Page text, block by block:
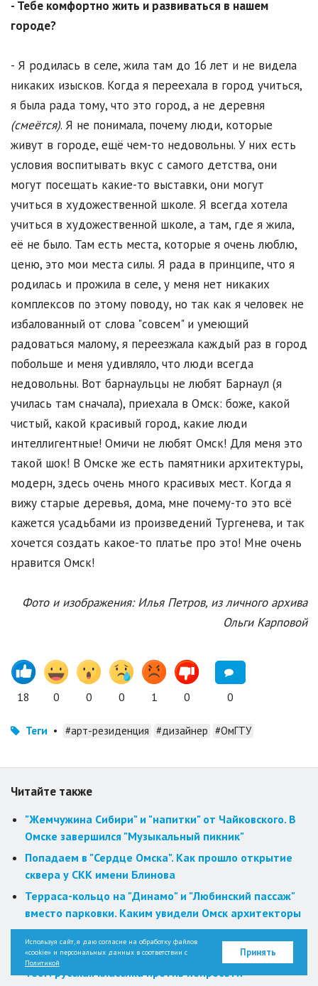
- Тебе комфортно жить и развиваться в нашем
городе?
- Я родилась в селе, жила там до 16 лет и не видела
никаких изысков. Когда я переехала в город учиться,
я была рада тому, что это город, а не деревня
(смеётся). Я не понимала, почему люди, которые
живут в городе, ещё чем-то недовольны. У них есть
условия воспитывать вкус с самого детства, они
могут посещать какие-то выставки, они могут
учиться в художественной школе. Я всегда хотела
учиться в художественной школе, а там, где я жила,
её не было. Там есть места, которые я очень люблю,
ценю, это мои места силы. Я рада в принципе, что я
родилась и прожила в селе, у меня нет никаких
комплексов по этому поводу, но так как я человек не
избалованный от слова "совсем" и умеющий
радоваться малому, я переезжала каждый раз в город
побольше и меня удивляло, что люди всегда
недовольны. Вот барнаульцы не любят Барнаул (я
училась там сначала), приехала в Омск: боже, какой
чистый, какой красивый город, какие люди
интеллигентные! Омичи не любят Омск! Для меня это
такой шок! В Омске же есть памятники архитектуры,
модерн, здесь очень много красивых мест. Когда я
вижу старые деревья, дома, мне почему-то это всё
кажется усадьбами из произведений Тургенева, и так
хочется создать какое-то платье про это! Мне очень
нравится Омск!
Фото и изображения: Илья Петров, из личного архива
Ольги Карповой
18 0 0 0 1 0 0
Теги • #арт-резиденция #дизайнер #ОмГТУ
Читайте также
"Жемчужина Сибири" и "напитки" от Чайковского. В
Омске завершился "Музыкальный пикник"
Попадаем в "Сердце Омска". Как прошло открытие
сквера у СКК имени Блинова
Терраса-кольцо на "Динамо" и "Любинский пассаж"
вместо парковки. Каким увидели Омск архитекторы
Алёшкина закалил Омск
Тест: русская классика против нейросети
Используя сайт, я даю согласие на обработку файлов
«cookie» и персональных данных в соответствии с
Политикой
Принять